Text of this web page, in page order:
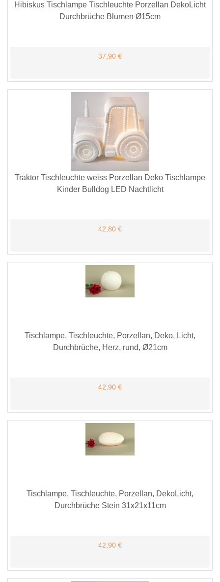
Hibiskus Tischlampe Tischleuchte Porzellan DekoLicht
Durchbrüche Blumen Ø15cm
37,90 €
Traktor Tischleuchte weiss Porzellan Deko Tischlampe
Kinder Bulldog LED Nachtlicht
42,80 €
Tischlampe, Tischleuchte, Porzellan, Deko, Licht,
Durchbrüche, Herz, rund, Ø21cm
42,90 €
Tischlampe, Tischleuchte, Porzellan, DekoLicht,
Durchbrüche Stein 31x21x11cm
42,90 €